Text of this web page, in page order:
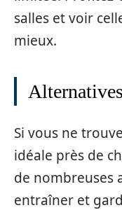
salles et voir
mieux.
Si vous ne
idéale près de
de nombreuses
entraîner et